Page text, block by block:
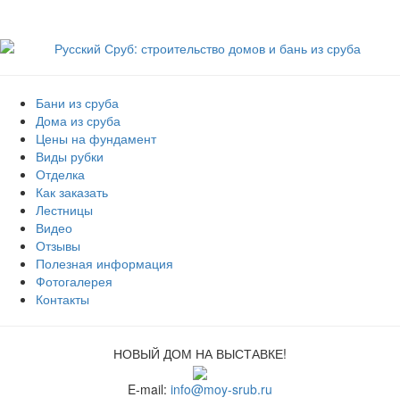
Бани из сруба
Дома из сруба
Цены на фундамент
Виды рубки
Отделка
Как заказать
Лестницы
Видео
Отзывы
Полезная информация
Фотогалерея
Контакты
НОВЫЙ ДОМ НА ВЫСТАВКЕ!
E-mail: info@moy-srub.ru